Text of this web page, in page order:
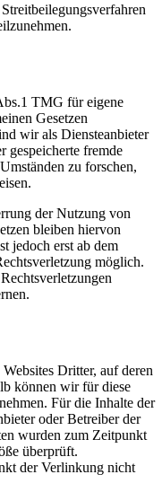
TMG für eigene
Gesetzen
wir als Diensteanbieter
gespeicherte fremde
zu forschen,
der Nutzung von
bleiben hiervon
jedoch erst ab dem
möglich.
Dritter, auf deren
können wir für diese
Für die Inhalte der
oder Betreiber der
wurden zum Zeitpunkt
überprüft.
der Verlinkung nicht